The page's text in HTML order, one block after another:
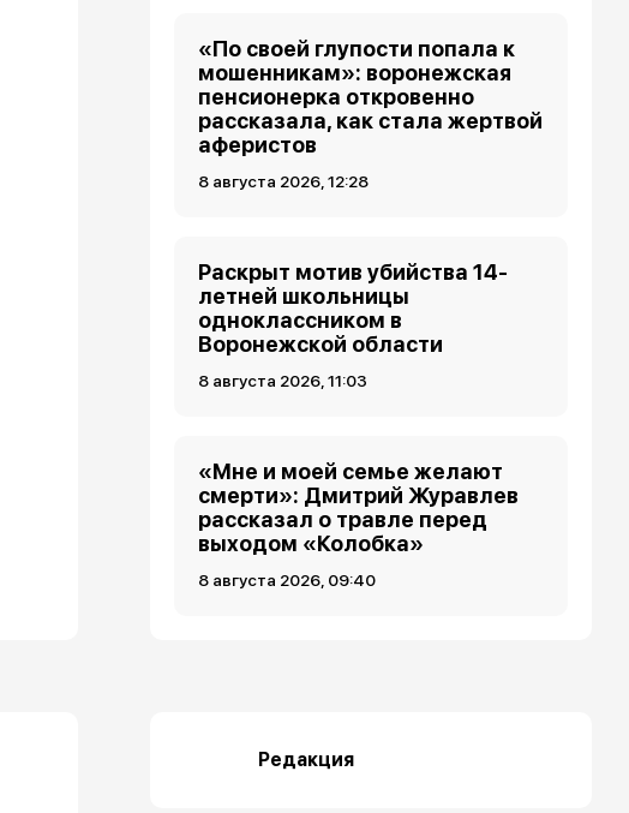
«По своей глупости попала к
мошенникам»: воронежская
пенсионерка откровенно
рассказала, как стала жертвой
аферистов
8 августа 2026, 12:28
Раскрыт мотив убийства 14-
летней школьницы
одноклассником в
Воронежской области
8 августа 2026, 11:03
«Мне и моей семье желают
смерти»: Дмитрий Журавлев
рассказал о травле перед
выходом «Колобка»
8 августа 2026, 09:40
Редакция